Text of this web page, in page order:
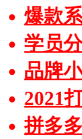
爆款
学员
品牌
2021
拼多